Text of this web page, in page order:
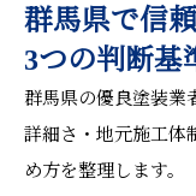
群馬県で信
3つの判断基
群馬県の優良塗装業
詳細さ・地元施工体
め方を整理します。